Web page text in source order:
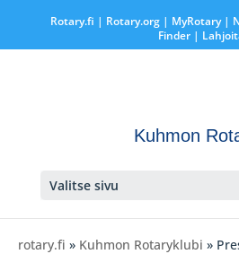
Rotary.fi | Rotary.org| MyRotary |
Finder|
Kuhmon
Valitse sivu
rotary.fi » Kuhmon Rotaryklubi »